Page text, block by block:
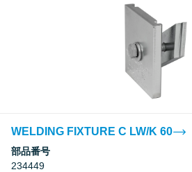
WELDING FIXTURE C LW/K 60
部品番号
234449